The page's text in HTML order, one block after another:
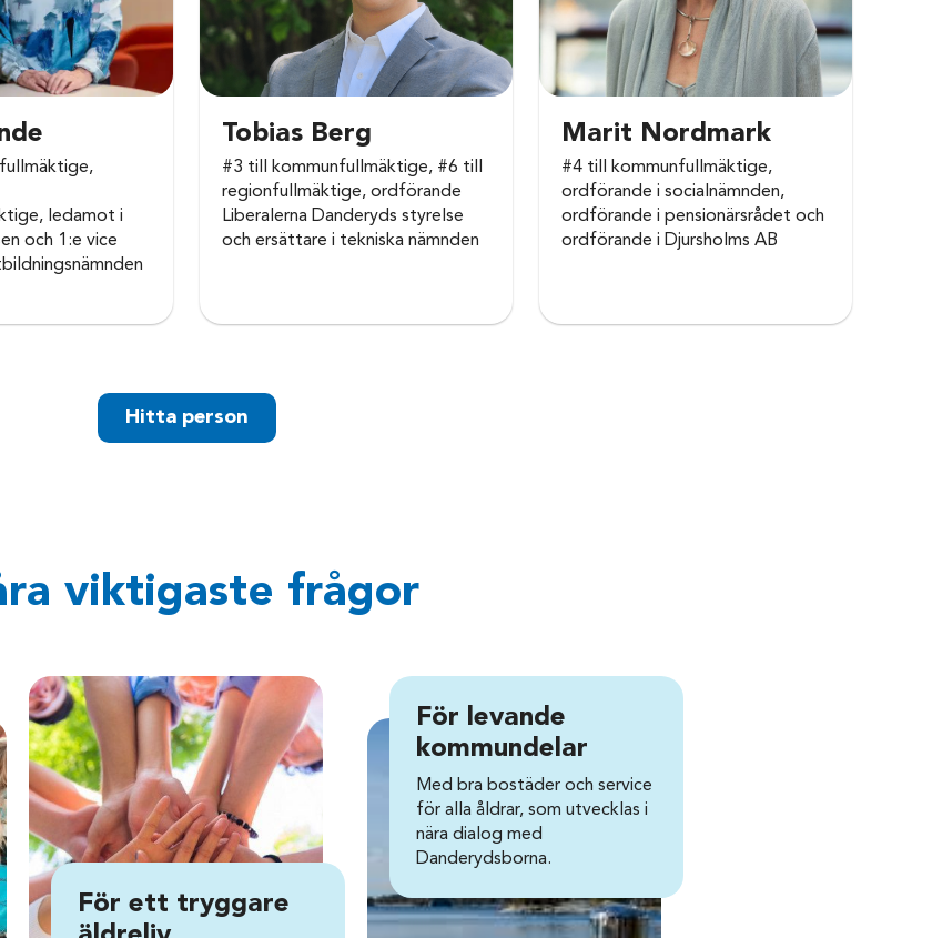
ledamot i
och 1:e vice
Tobias Berg
#3 till kommunfullmäktige, #6 till
regionfullmäktige, ordförande
Liberalerna Danderyds styrelse
och ersättare i tekniska nämnden
Marit Nordmark
#4 till kommunfullmäktige,
ordförande i socialnämnden,
ordförande i pensionärsrådet och
ordförande i Djursholms AB
Hitta person
viktigaste frågor
För ett tryggare
För levande
kommundelar
Med bra bostäder och service
för alla åldrar, som utvecklas i
nära dialog med
Danderydsborna.